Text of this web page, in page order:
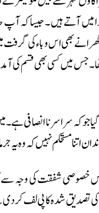
آتے ہیں ۔ جیسا کہ آپ
بھی اس وباء کی
۔ جس میں کسی بھی قسم کی
جو کہ سراسر نا انصافی ہے
اتنا مستحکم نہیں کہ وہ یہ
اس خصوصی شفقت کی وجہ
کی تصدیق شدہ کاپی لف کر